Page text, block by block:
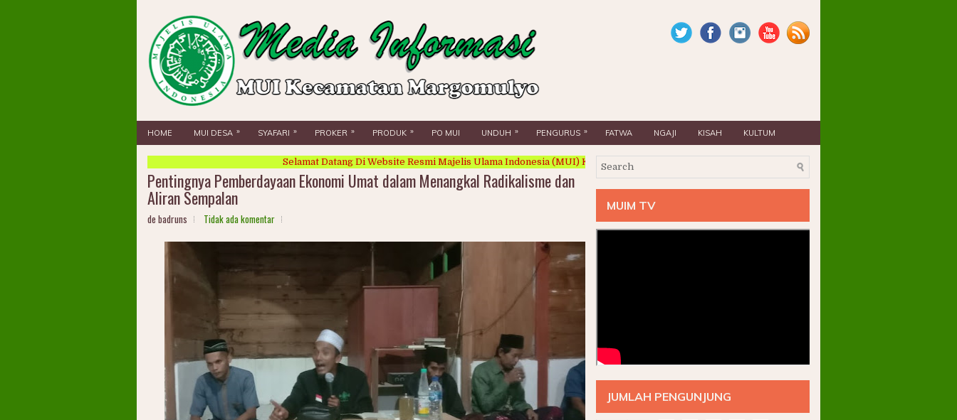
HOME MUI DESA » SYAFARI » PROKER » PRODUK » PO MUI UNDUH » PENGURUS » FATWA NGAJI KISAH KULTUM
Selamat Datang Di Website Resmi Majelis Ulama Indonesia (MUI) Kecamatan Margomulyo Kabupaten Bojonegoro Jawa Timur. =====> Menjaga Hati,
Pentingnya Pemberdayaan Ekonomi Umat dalam Menangkal Radikalisme dan
Aliran Sempalan
de badruns Tidak ada komentar
MUIM TV
JUMLAH PENGUNJUNG